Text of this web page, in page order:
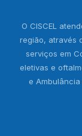
O CISCEL
região, através
serviços em
eletivas e
e